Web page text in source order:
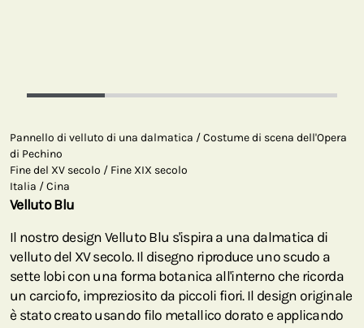
Pannello di velluto di una dalmatica / Costume di scena dell'Opera
di Pechino
Fine del XV secolo / Fine XIX secolo
Italia / Cina
Velluto Blu
Il nostro design Velluto Blu s'ispira a una dalmatica di
velluto del XV secolo. Il disegno riproduce uno scudo a
sette lobi con una forma botanica all'interno che ricorda
un carciofo, impreziosito da piccoli fiori. Il design originale
è stato creato usando filo metallico dorato e applicando